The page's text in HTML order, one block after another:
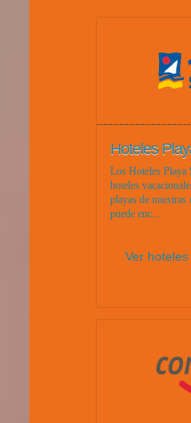
Hoteles
Los Hoteles Playa
hoteles
playas de nuestras
puede enc...
Ver